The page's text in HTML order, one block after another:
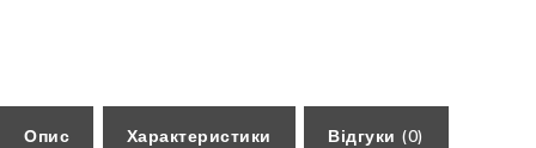
Опис Характеристики Відгуки (0)